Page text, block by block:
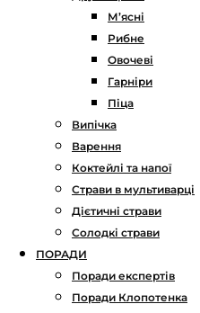
М’ясні
Рибне
Овочеві
Гарніри
Піца
Випічка
Варення
Коктейлі та напої
Страви в мультиварці
Дієтичні страви
Солодкі страви
ПОРАДИ
Поради експертів
Поради Клопотенка